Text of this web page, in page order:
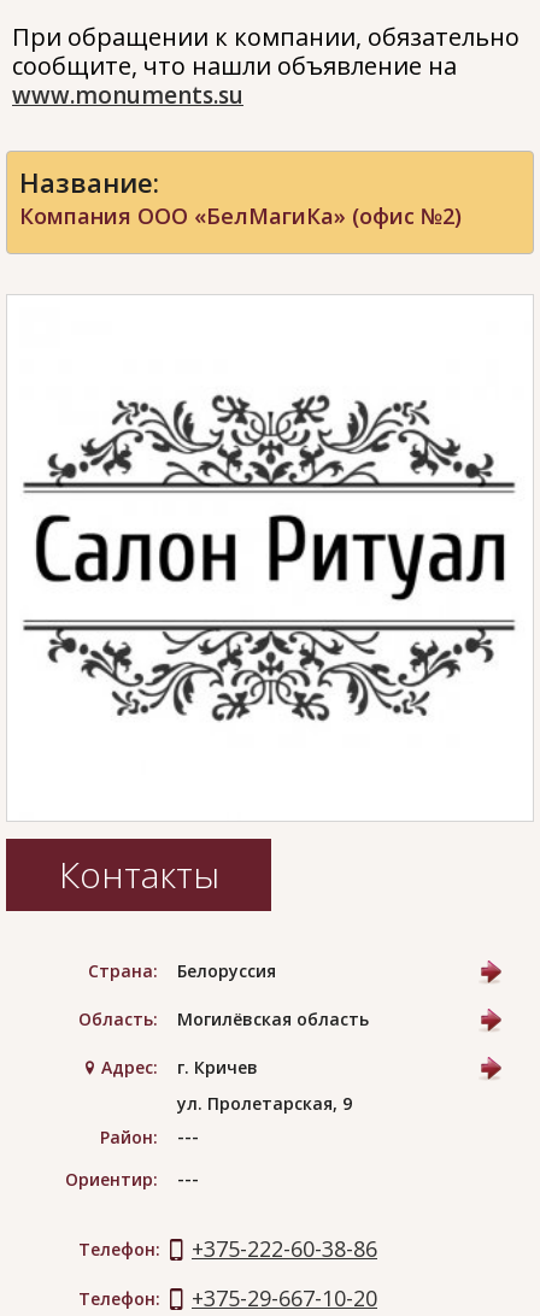
При обращении к компании, обязательно
сообщите, что нашли объявление на
www.monuments.su
Название:
Компания ООО «БелМагиКа» (офис №2)
Контакты
Страна: Белоруссия
Область: Могилёвская область
Адрес:
г. Кричев
ул. Пролетарская, 9
Район:
---
Ориентир:
---
Телефон: +375-222-60-38-86
Телефон: +375-29-667-10-20